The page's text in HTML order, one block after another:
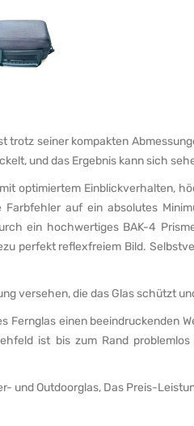
trotz seiner kompakten
und das Ergebnis kann sich
optimiertem Einblickverhalten,
auf ein absolutes
ein hochwertiges BAK-4
perfekt reflexfreiem Bild.
versehen, die das Glas schützt
Fernglas einen beeindruckenden
ist bis zum Rand
und Outdoorglas, Das Preis-